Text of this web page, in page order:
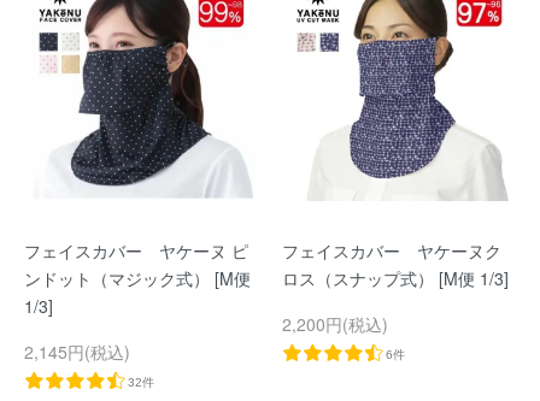
フェイスカバー ヤケーヌ ピ
ンドット（マジック式） [M便
1/3]
2,145円(税込)
32件
フェイスカバー ヤケーヌク
ロス（スナップ式） [M便 1/3]
2,200円(税込)
6件